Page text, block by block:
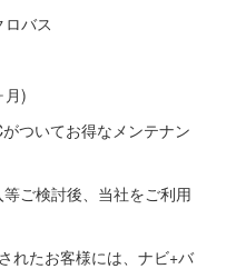
バス
月)
ついてお得なメンテナン
ご検討後、当社をご利用
れたお客様には、ナビ+バ